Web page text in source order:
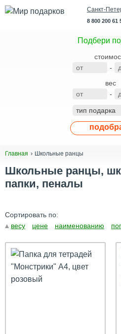
Санкт-
8 800 200 61
Подбери
-
вес
-
Главная Школьные ранцы
Школьные ранцы,
папки, пеналы
Сортировать по:
весу
цене наименованию